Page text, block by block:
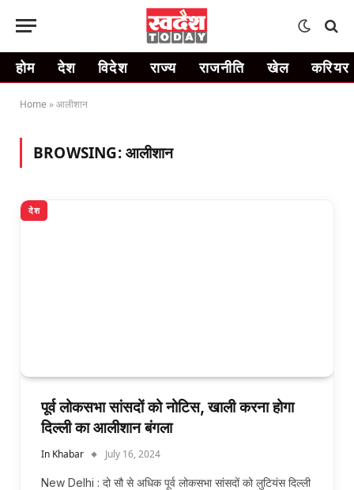
होम देश विदेश राज्य राजनीति खेल करियर
Home »आलीशान
BROWSING:आलीशान
देश
पूर्व लोकसभा सांसदों को नोटिस, खाली करना होगा
दिल्ली का आलीशान बंगला
In Khabar July 16, 2024
New Delhi : दो सौ से अधिक पूर्व लोकसभा सांसदों को लुटियंस दिल्ली